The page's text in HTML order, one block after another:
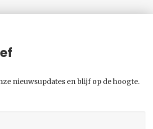
nieuwsupdates en blijf op de hoogte.